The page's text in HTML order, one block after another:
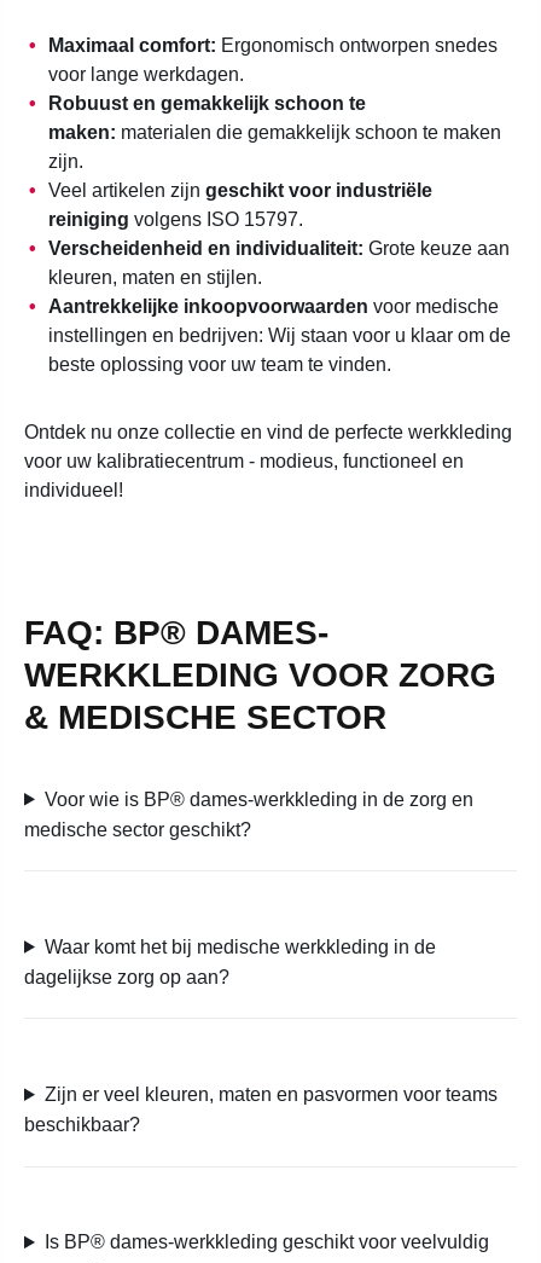
Maximaal comfort: Ergonomisch ontworpen snedes
voor lange werkdagen.
Robuust en gemakkelijk schoon te
maken: materialen die gemakkelijk schoon te maken
zijn.
Veel artikelen zijn geschikt voor industriële
reiniging volgens ISO 15797.
Verscheidenheid en individualiteit: Grote keuze aan
kleuren, maten en stijlen.
Aantrekkelijke inkoopvoorwaarden voor medische
instellingen en bedrijven: Wij staan voor u klaar om de
beste oplossing voor uw team te vinden.
Ontdek nu onze collectie en vind de perfecte werkkleding
voor uw kalibratiecentrum - modieus, functioneel en
individueel!
FAQ: BP® DAMES-
WERKKLEDING VOOR ZORG
& MEDISCHE SECTOR
Voor wie is BP® dames-werkkleding in de zorg en
medische sector geschikt?
Waar komt het bij medische werkkleding in de
dagelijkse zorg op aan?
Zijn er veel kleuren, maten en pasvormen voor teams
beschikbaar?
Is BP® dames-werkkleding geschikt voor veelvuldig